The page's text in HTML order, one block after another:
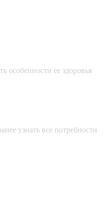
особенности ее здоровья
узнать все потребности